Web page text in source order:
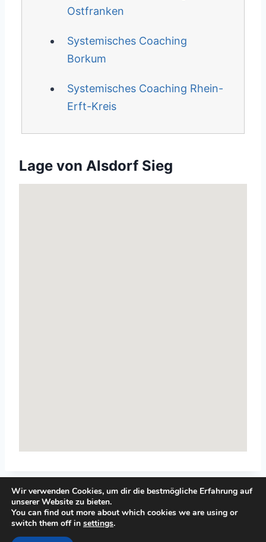
Ostfranken
Systemisches Coaching
Borkum
Systemisches Coaching Rhein-
Erft-Kreis
Lage von Alsdorf Sieg
© 2026 Top-Systemisches-Coaching.de
Wir verwenden Cookies, um dir die bestmögliche Erfahrung auf
unserer Website zu bieten.
You can find out more about which cookies we are using or
switch them off in settings.